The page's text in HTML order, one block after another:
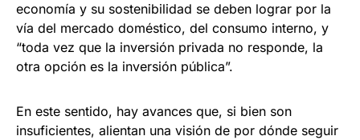
economía y su sostenibilidad se deben lograr por la
vía del mercado doméstico, del consumo interno, y
“toda vez que la inversión privada no responde, la
otra opción es la inversión pública”.
En este sentido, hay avances que, si bien son
insuficientes, alientan una visión de por dónde seguir